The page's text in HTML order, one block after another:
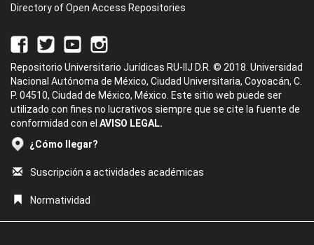
Directory of Open Access Repositories
Repositorio Universitario Jurídicas RU-IIJ D.R. © 2018. Universidad
Nacional Autónoma de México, Ciudad Universitaria, Coyoacán, C.
P. 04510, Ciudad de México, México. Este sitio web puede ser
utilizado con fines no lucrativos siempre que se cite la fuente de
conformidad con el AVISO LEGAL.
¿Cómo llegar?
Suscripción a actividades académicas
Normatividad